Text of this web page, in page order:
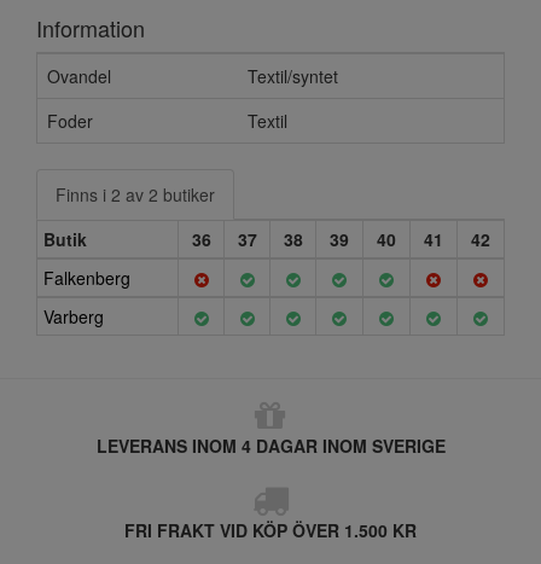
Information
Ovandel
Textil/syntet
Foder
Textil
Finns i 2 av 2 butiker
Butik
36 37 38 39 40 41
42
Falkenberg
Varberg
LEVERANS INOM 4 DAGAR INOM SVERIGE
FRI FRAKT VID KÖP ÖVER 1.500 KR